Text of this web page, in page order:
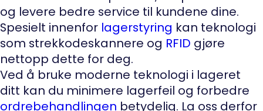
og levere bedre service til kundene dine.
Spesielt innenfor lagerstyring kan teknologi
som strekkodeskannere og RFID gjøre
nettopp dette for deg.
Ved å bruke moderne teknologi i lageret
ditt kan du minimere lagerfeil og forbedre
ordrebehandlingen betydelig. La oss derfor